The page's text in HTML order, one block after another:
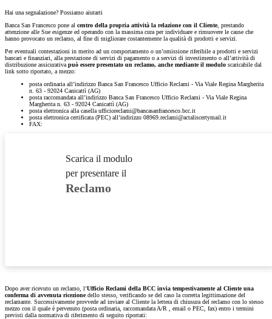
Hai una segnalazione? Possiamo aiutarti
Banca San Francesco pone al centro della propria attività la relazione con il Cliente, prestando
attenzione alle Sue esigenze ed operando con la massima cura per individuare e rimuovere le cause che
hanno provocato un reclamo, al fine di migliorare costantemente la qualità di prodotti e servizi.
Per eventuali contestazioni in merito ad un comportamento o un’omissione riferibile a prodotti e servizi
bancari e finanziari, alla prestazione di servizi di pagamento o a servizi di investimento o all’attività di
distribuzione assicurativa può essere presentato un reclamo, anche mediante il modulo scaricabile dal
link sotto riportato, a mezzo:
posta ordinaria all’indirizzo Banca San Francesco Ufficio Reclami - Via Viale Regina Margherita
n. 63 - 92024 Canicattì (AG)
posta raccomandata all’indirizzo Banca San Francesco Ufficio Reclami - Via Viale Regina
Margherita n. 63 - 92024 Canicattì (AG)
posta elettronica alla casella ufficioreclami@bancasanfrancesco.bcc.it
posta elettronica certificata (PEC) all’indirizzo 08969.reclami@actaliscertymail.it
FAX:
Scarica il modulo
per presentare il
Reclamo
Dopo aver ricevuto un reclamo, l‘Ufficio Reclami della BCC invia tempestivamente al Cliente una
conferma di avvenuta ricezionedello stesso, verificando se del caso la corretta legittimazione del
reclamante. Successivamente provvede ad inviare al Cliente la lettera di chiusura del reclamo con lo stesso
mezzo con il quale è pervenuto (posta ordinaria, raccomandata A/R , email o PEC, fax) entro i termini
previsti dalla normativa di riferimento di seguito riportati: